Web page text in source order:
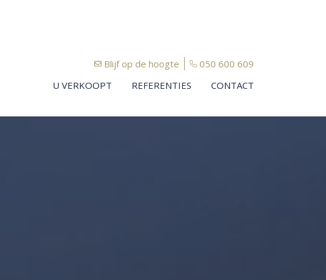
Blijf op de hoogte
050 600 609
U VERKOOPT REFERENTIES CONTACT